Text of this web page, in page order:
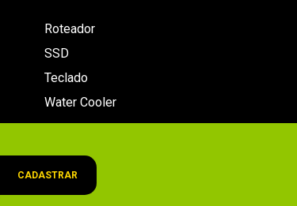
Roteador
SSD
Teclado
Water Cooler
CADASTRAR